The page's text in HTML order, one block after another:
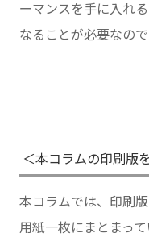
ーマンスを手に入れ
なることが必要なの
＜本コラムの印刷版
本コラムでは、印刷
用紙一枚にまとまっ